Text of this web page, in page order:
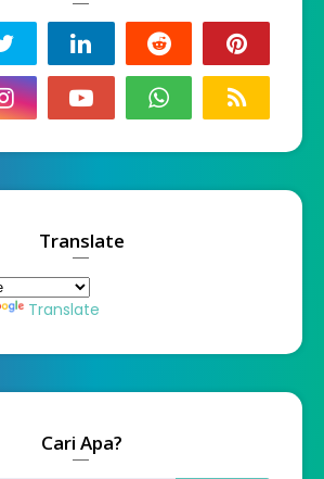
Translate
Translate
Cari Apa?